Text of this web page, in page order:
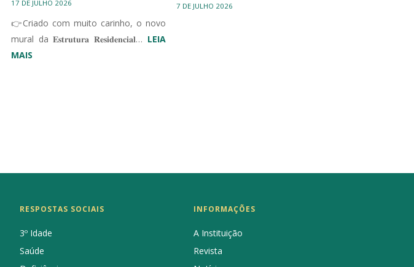
17 DE JULHO 2026
👉Criado com muito carinho, o novo
mural da 𝐄𝐬𝐭𝐫𝐮𝐭𝐮𝐫𝐚 𝐑𝐞𝐬𝐢𝐝𝐞𝐧𝐜𝐢𝐚𝐥… LEIA
MAIS:
7 DE JULHO 2026
RESPOSTAS SOCIAIS
3º Idade
Saúde
INFORMAÇÕES
A Instituição
Revista